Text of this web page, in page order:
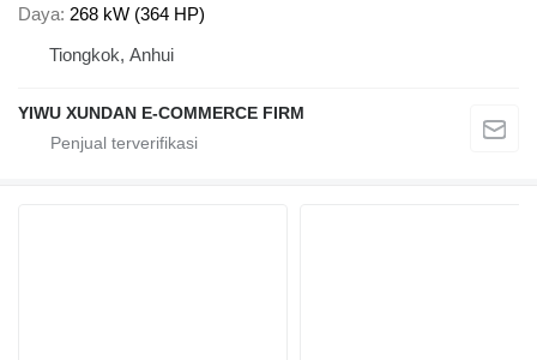
Daya 268 kW (364 HP)
Tiongkok, Anhui
YIWU XUNDAN E-COMMERCE FIRM